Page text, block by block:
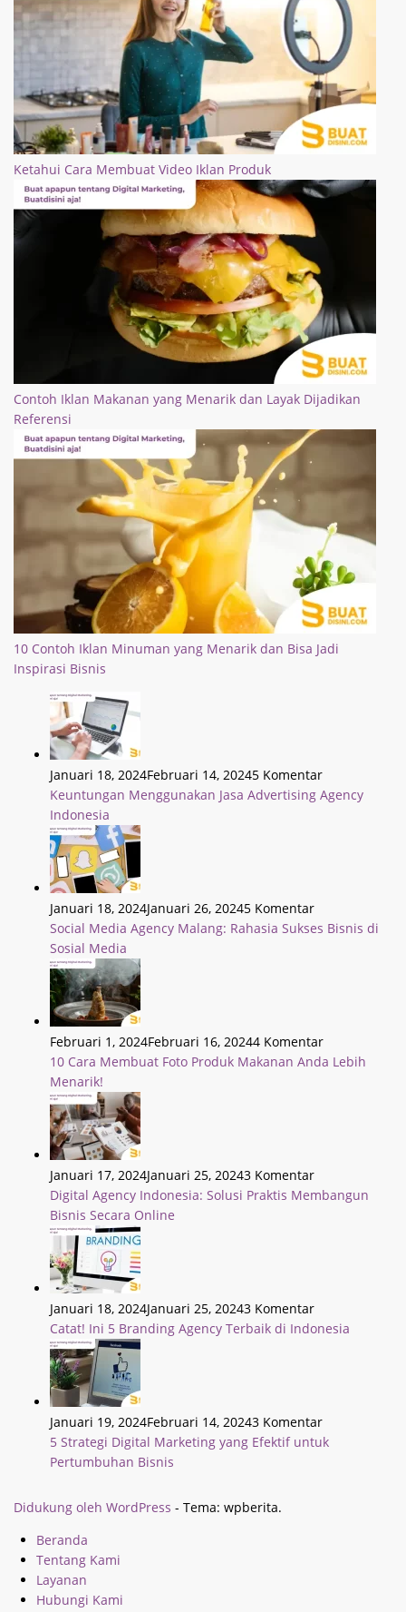
Ketahui Cara Membuat Video Iklan Produk
Contoh Iklan Makanan yang Menarik dan Layak Dijadikan
Referensi
10 Contoh Iklan Minuman yang Menarik dan Bisa Jadi
Inspirasi Bisnis
Januari 18, 2024Februari 14, 20245 Komentar
Keuntungan Menggunakan Jasa Advertising Agency
Indonesia
Januari 18, 2024Januari 26, 20245 Komentar
Social Media Agency Malang: Rahasia Sukses Bisnis di
Sosial Media
Februari 1, 2024Februari 16, 20244 Komentar
10 Cara Membuat Foto Produk Makanan Anda Lebih
Menarik!
Januari 17, 2024Januari 25, 20243 Komentar
Digital Agency Indonesia: Solusi Praktis Membangun
Bisnis Secara Online
Januari 18, 2024Januari 25, 20243 Komentar
Catat! Ini 5 Branding Agency Terbaik di Indonesia
Januari 19, 2024Februari 14, 20243 Komentar
5 Strategi Digital Marketing yang Efektif untuk
Pertumbuhan Bisnis
Didukung oleh WordPress - Tema: wpberita.
Beranda
Tentang Kami
Layanan
Hubungi Kami